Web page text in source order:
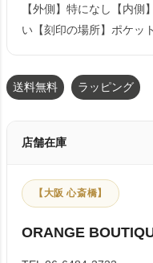
【外側】特になし【内
い【刻印の場所】ポケッ
送料無料 ラッピング
店舗在庫
【大阪 心斎橋】
ORANGE